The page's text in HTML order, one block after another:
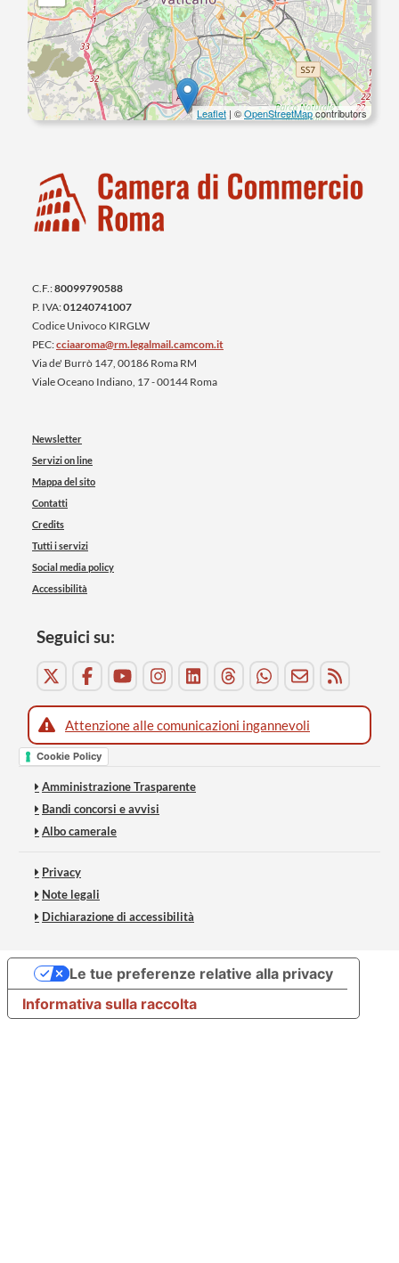
Leaflet | ©OpenStreetMapcontributors
C.F.:80099790588
P. IVA:01240741007
Codice Univoco KIRGLW
PEC:cciaaroma@rm.legalmail.camcom.it
Via de' Burrò 147, 00186 Roma RM
Viale Oceano Indiano, 17 - 00144 Roma
Newsletter
Servizi on line
Mappa del sito
Contatti
Credits
Tutti i servizi
Social media policy
Accessibilità
Seguici su:
Attenzione alle comunicazioni ingannevoli
Cookie Policy
Amministrazione Trasparente
Bandi concorsi e avvisi
Albo camerale
Privacy
Note legali
Dichiarazione di accessibilità
Informativa sulla raccolta
Le tue preferenze relative alla privacy